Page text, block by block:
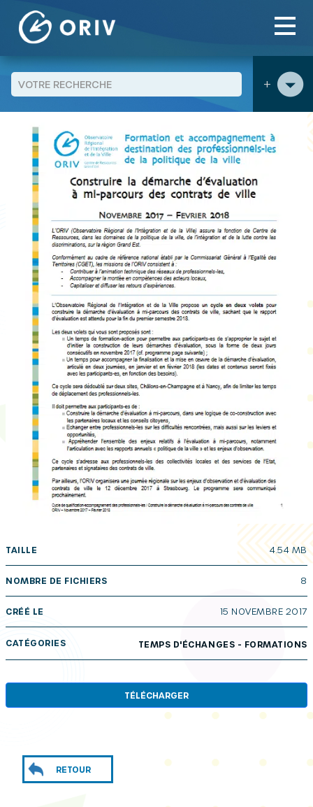
Aller au contenu
+
publications
Cycle de formation « Accompagnement à
l’évaluation à mi-parcours des contrats de ville » : Téléchargez
TAILLE 4.54 MB
NOMBRE DE FICHIERS 8
CRÉÉ LE 15 NOVEMBRE 2017
CATÉGORIES TEMPS D'ÉCHANGES - FORMATIONS
TÉLÉCHARGER
RETOUR
Panneau de gestion des cookies